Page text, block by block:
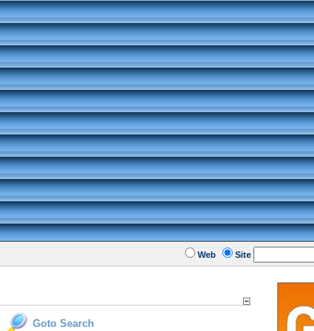
Web Site
Goto Search